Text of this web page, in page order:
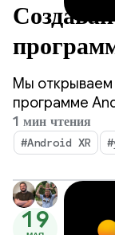
прямо
Мы открываем
программе
Program —
приложений
течение
1 мин чтения
#Android XR
19